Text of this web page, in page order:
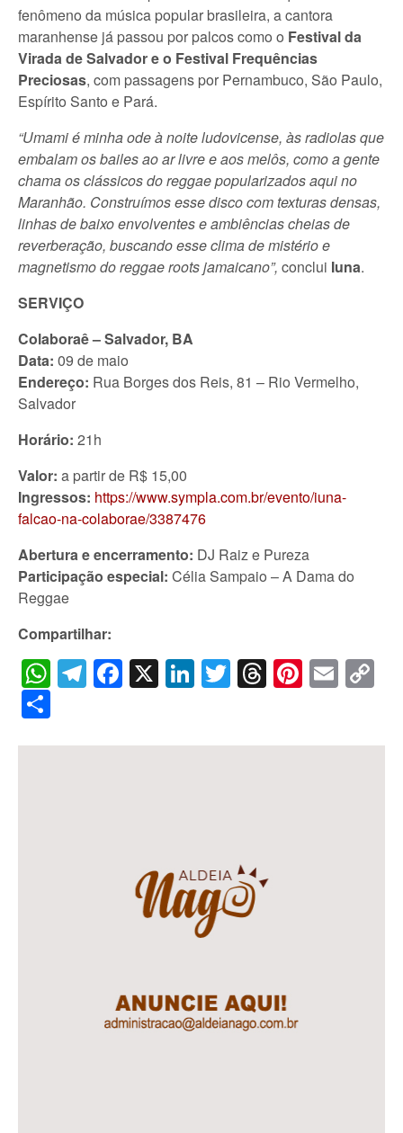
fenômeno da música popular brasileira, a cantora
maranhense já passou por palcos como o Festival da
Virada de Salvador e o Festival Frequências
Preciosas, com passagens por Pernambuco, São Paulo,
Espírito Santo e Pará.
“Umami é minha ode à noite ludovicense, às radiolas que
embalam os bailes ao ar livre e aos melôs, como a gente
chama os clássicos do reggae popularizados aqui no
Maranhão. Construímos esse disco com texturas densas,
linhas de baixo envolventes e ambiências cheias de
reverberação, buscando esse clima de mistério e
magnetismo do reggae roots jamaicano”, conclui Iuna.
SERVIÇO
Colaboraê – Salvador, BA
Data: 09 de maio
Endereço: Rua Borges dos Reis, 81 – Rio Vermelho,
Salvador
Horário: 21h
Valor: a partir de R$ 15,00
Ingressos: https://www.sympla.com.br/evento/iuna-
falcao-na-colaborae/3387476
Abertura e encerramento: DJ Raiz e Pureza
Participação especial: Célia Sampaio – A Dama do
Reggae
Compartilhar:
WhatsApp
Telegram
Facebook
X LinkedIn
Twitter
Threads